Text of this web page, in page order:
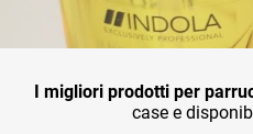
I migliori prodotti per
case e